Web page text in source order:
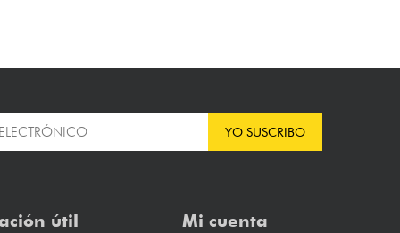
YO SUSCRIBO
útil Mi cuenta